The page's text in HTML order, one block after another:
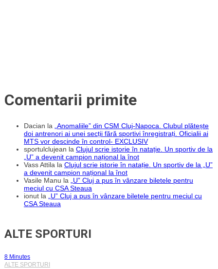
Comentarii primite
Dacian la „Anomaliile” din CSM Cluj-Napoca. Clubul plătește
doi antrenori ai unei secții fără sportivi înregistrați. Oficialii ai
MTS vor descinde în control- EXCLUSIV
sportulclujean la Clujul scrie istorie în natație. Un sportiv de la
„U” a devenit campion național la înot
Vass Attila la Clujul scrie istorie în natație. Un sportiv de la „U”
a devenit campion național la înot
Vasile Manu la „U” Cluj a pus în vânzare biletele pentru
meciul cu CSA Steaua
ionut la „U” Cluj a pus în vânzare biletele pentru meciul cu
CSA Steaua
ALTE SPORTURI
8 Minutes
ALTE SPORTURI